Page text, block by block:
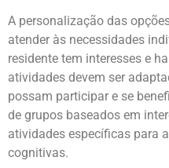
A personalização das
atender às necessidades
residente tem interesses e
atividades devem ser
possam participar e se
de grupos baseados em
atividades específicas para
cognitivas.